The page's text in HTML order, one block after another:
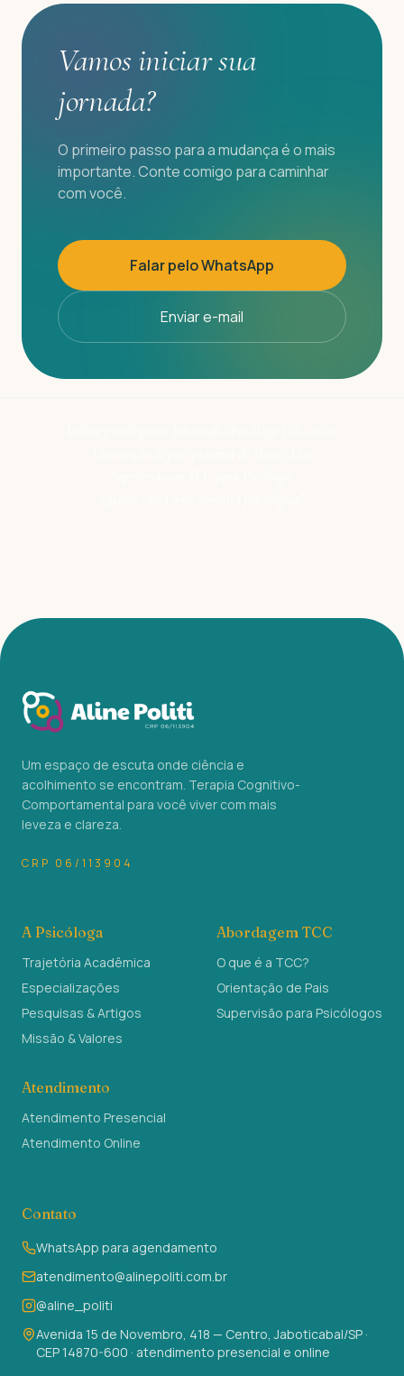
Vamos iniciar sua
jornada?
O primeiro passo para a mudança é o mais
importante. Conte comigo para caminhar
com você.
Falar pelo WhatsApp
Enviar e-mail
Um espaço de escuta onde ciência e
acolhimento se encontram. Terapia Cognitivo-
Comportamental para você viver com mais
leveza e clareza.
CRP 06/113904
A Psicóloga
Trajetória Acadêmica
Especializações
Pesquisas & Artigos
Missão & Valores
Abordagem TCC
O que é a TCC?
Orientação de Pais
Supervisão para Psicólogos
Atendimento
Atendimento Presencial
Atendimento Online
Contato
WhatsApp para agendamento
atendimento@alinepoliti.com.br
@aline_politi
Avenida 15 de Novembro, 418 — Centro, Jaboticabal/SP ·
CEP 14870-600 · atendimento presencial e online